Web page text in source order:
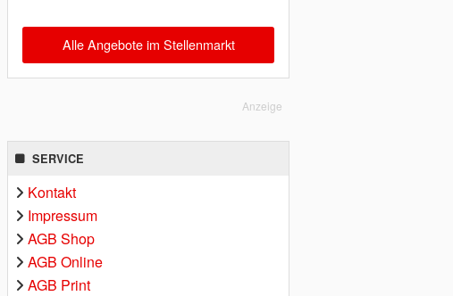
Alle Angebote im Stellenmarkt
Anzeige
SERVICE
Kontakt
Impressum
AGB Shop
AGB Online
AGB Print